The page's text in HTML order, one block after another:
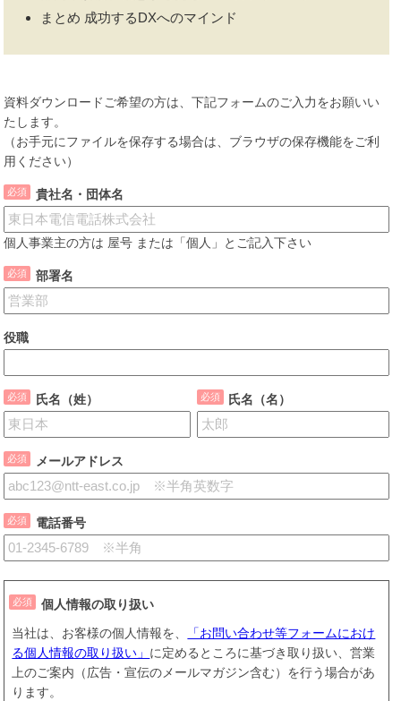
まとめ 成功するDXへのマインド
資料ダウンロードご希望の方は、下記フォームのご入力をお願いい
たします。
（お手元にファイルを保存する場合は、ブラウザの保存機能をご利
用ください）
貴社名・団体名
個人事業主の方は 屋号 または「個人」とご記入下さい
部署名
役職
氏名（姓） 氏名（名）
メールアドレス
電話番号
個人情報の取り扱い
当社は、お客様の個人情報を、
「お問い合わせ等フォームにおけ
る個人情報の取り扱い」 に定めるところに基づき取り扱い、営業
上のご案内（広告・宣伝のメールマガジン含む）を行う場合があ
ります。